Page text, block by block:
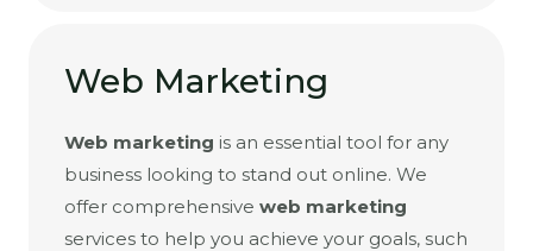
Web Marketing
Web marketing is an essential tool for any
business looking to stand out online. We
offer comprehensive web marketing
services to help you achieve your goals, such